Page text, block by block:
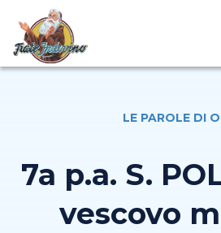
LE PAROLE DI
7a p.a. S.
vescovo